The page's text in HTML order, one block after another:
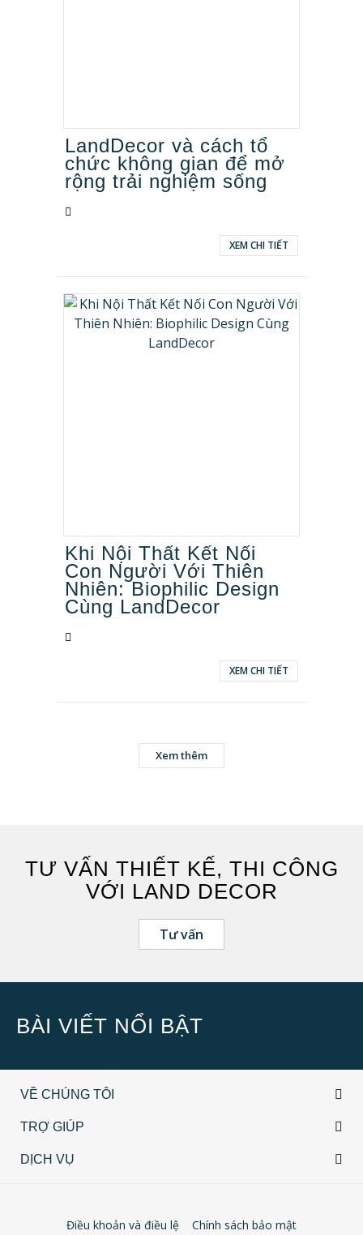
LandDecor và cách tổ
chức không gian để mở
rộng trải nghiệm sống
XEM CHI TIẾT
Khi Nội Thất Kết Nối
Con Người Với Thiên
Nhiên: Biophilic Design
Cùng LandDecor
XEM CHI TIẾT
Xem thêm
TƯ VẤN THIẾT KẾ, THI CÔNG
VỚI LAND DECOR
Tư vấn
BÀI VIẾT NỔI BẬT
VỀ CHÚNG TÔI
TRỢ GIÚP
DỊCH VỤ
Điều khoản và điều lệ Chính sách bảo mật